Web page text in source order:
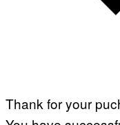
Thank for your